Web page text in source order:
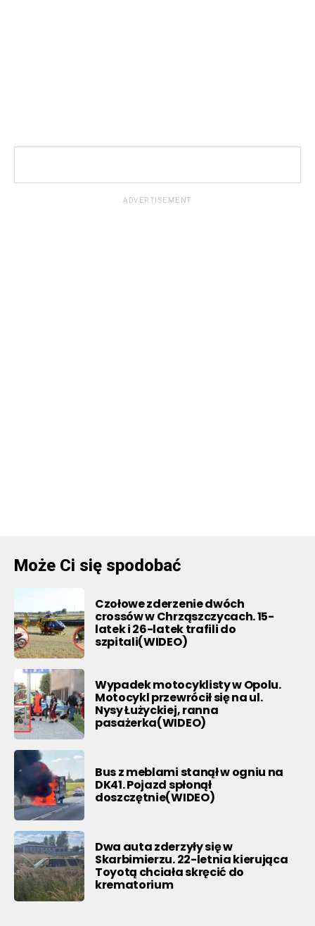
ADVERTISEMENT
Może Ci się spodobać
Czołowe zderzenie dwóch
crossów w Chrząszczycach. 15-
latek i 26-latek trafili do
szpitali(WIDEO)
Wypadek motocyklisty w Opolu.
Motocykl przewrócił się na ul.
Nysy Łużyckiej, ranna
pasażerka(WIDEO)
Bus z meblami stanął w ogniu na
DK41. Pojazd spłonął
doszczętnie(WIDEO)
Dwa auta zderzyły się w
Skarbimierzu. 22-letnia kierująca
Toyotą chciała skręcić do
krematorium